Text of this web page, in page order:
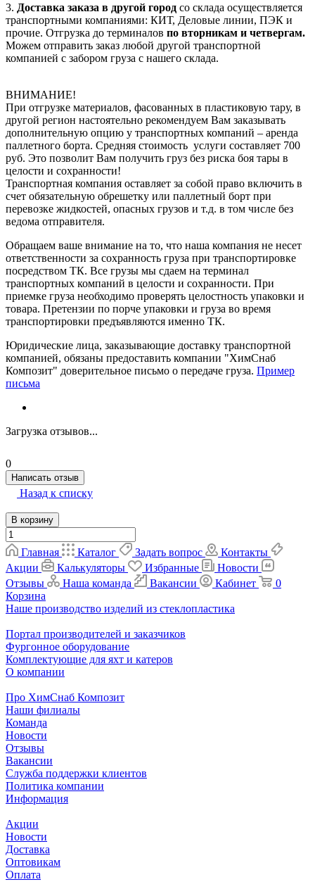
3. Доставка заказа в другой город со склада осуществляется
транспортными компаниями: КИТ, Деловые линии, ПЭК и
прочие. Отгрузка до терминалов по вторникам и четвергам.
Можем отправить заказ любой другой транспортной
компанией с забором груза с нашего склада.
ВНИМАНИЕ!
При отгрузке материалов, фасованных в пластиковую тару, в
другой регион настоятельно рекомендуем Вам заказывать
дополнительную опцию у транспортных компаний – аренда
паллетного борта. Средняя стоимость услуги составляет 700
руб. Это позволит Вам получить груз без риска боя тары в
целости и сохранности!
Транспортная компания оставляет за собой право включить в
счет обязательную обрешетку или паллетный борт при
перевозке жидкостей, опасных грузов и т.д. в том числе без
ведома отправителя.
Обращаем ваше внимание на то, что наша компания не несет
ответственности за сохранность груза при транспортировке
посредством ТК. Все грузы мы сдаем на терминал
транспортных компаний в целости и сохранности. При
приемке груза необходимо проверять целостность упаковки и
товара. Претензии по порче упаковки и груза во время
транспортировки предъявляются именно ТК.
Юридические лица, заказывающие доставку транспортной
компанией, обязаны предоставить компании "ХимСнаб
Композит" доверительное письмо о передаче груза. Пример
письма
Загрузка отзывов...
0
Написать отзыв
Назад к списку
В корзину
Главная Каталог Задать вопрос
Контакты
Акции
Калькуляторы Избранные
Новости
Отзывы
Наша команда Вакансии Кабинет
0
Корзина
Наше производство изделий из стеклопластика
Портал производителей и заказчиков
Фургонное оборудование
Комплектующие для яхт и катеров
О компании
Про ХимСнаб Композит
Наши филиалы
Команда
Новости
Отзывы
Вакансии
Служба поддержки клиентов
Политика компании
Информация
Акции
Новости
Доставка
Оптовикам
Оплата